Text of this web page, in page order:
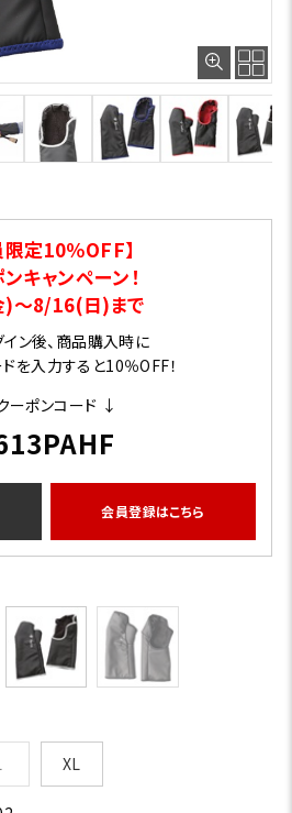
限定10％OFF】
キャンペーン！
～8/16(日)まで
ン後、商品購入時に
を入力すると10％OFF！
ーポンコード ↓
会員登録はこちら
XL